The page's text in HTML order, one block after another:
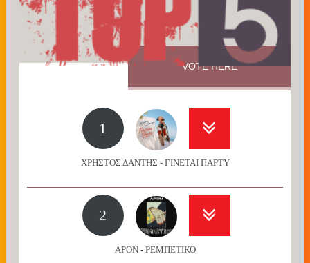
VOTE HERE
1
ΧΡΗΣΤΟΣ ΔΑΝΤΗΣ - ΓΙΝΕΤΑΙ ΠΑΡΤΥ
2
APON - ΡΕΜΠΕΤΙΚΟ